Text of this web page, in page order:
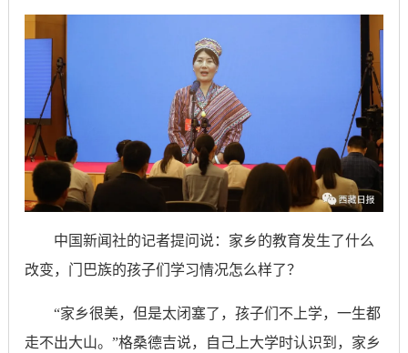
中国新闻社的记者提问说：家乡的教育发生了什么
改变，门巴族的孩子们学习情况怎么样了？
“家乡很美，但是太闭塞了，孩子们不上学，一生都
走不出大山。”格桑德吉说，自己上大学时认识到，家乡